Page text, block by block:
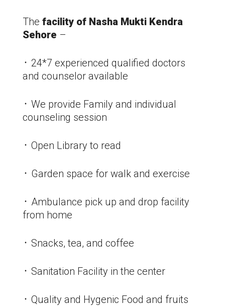
The facility of Nasha Mukti Kendra
Sehore –
᛫ 24*7 experienced qualified doctors
and counselor available
᛫ We provide Family and individual
counseling session
᛫ Open Library to read
᛫ Garden space for walk and exercise
᛫ Ambulance pick up and drop facility
from home
᛫ Snacks, tea, and coffee
᛫ Sanitation Facility in the center
᛫ Quality and Hygenic Food and fruits